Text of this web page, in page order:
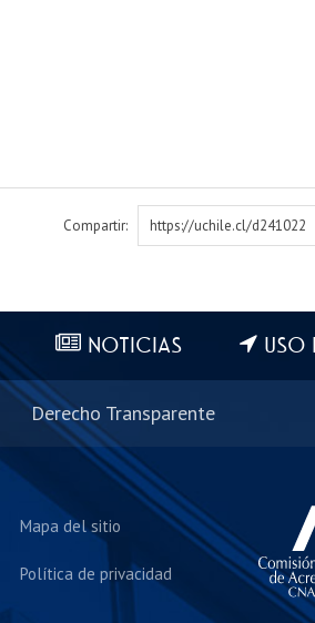
Compartir:
https://uchile.cl/d241022
NOTICIAS USO
Derecho Transparente
Mapa del sitio
Política de privacidad